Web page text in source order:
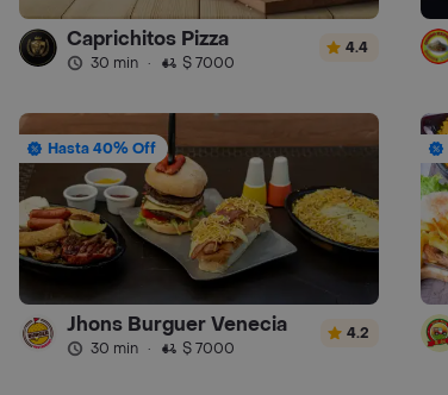
Caprichitos Pizza
30 min · $ 7000
4.4
Hasta 40% Off
Jhons Burguer Venecia
30 min · $ 7000
4.2